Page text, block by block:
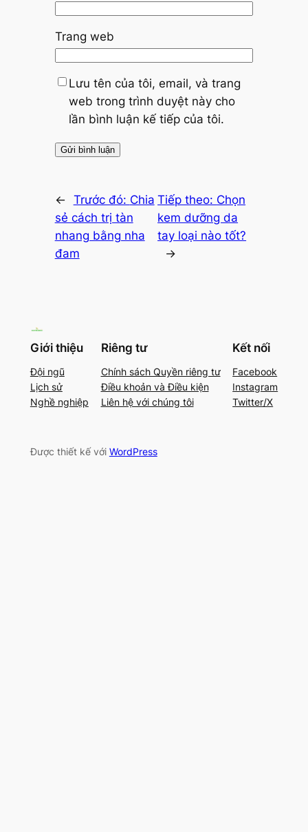
Trang web
Lưu tên của tôi, email, và trang
web trong trình duyệt này cho
lần bình luận kế tiếp của tôi.
← Trước đó: Chia
sẻ cách trị tàn
nhang bằng nha
đam
Tiếp theo: Chọn
kem dưỡng da
tay loại nào tốt?
→
Giới thiệu
Đội ngũ
Lịch sử
Nghề nghiệp
Riêng tư
Chính sách Quyền riêng tư
Điều khoản và Điều kiện
Liên hệ với chúng tôi
Kết nối
Facebook
Instagram
Twitter/X
Được thiết kế với WordPress